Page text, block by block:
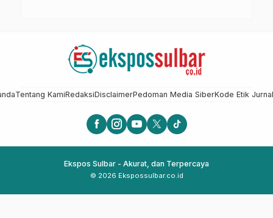
Tentang KamiRedaksiDisclaimerPedoman Media SiberKode Etik
Ekspos Sulbar - Akurat, dan Terpercaya
© 2026 Ekspossulbar.co.id